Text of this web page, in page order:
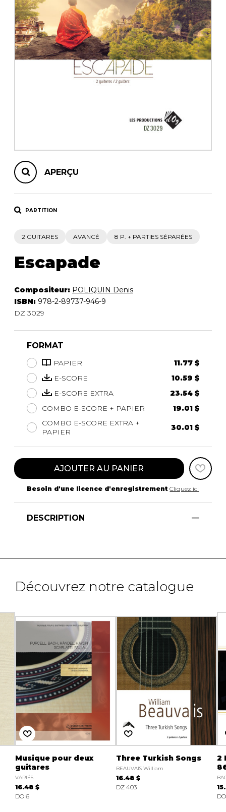
AUTRES PRODUITS
APERÇU
PARTITION
2 GUITARES AVANCÉ 8 P. + PARTIES SÉPARÉES
Escapade
Compositeur: POLIQUIN Denis
ISBN: 978-2-89737-946-9
DZ 3029
FORMAT
PAPIER
11.77 $
E-SCORE
10.59 $
E-SCORE EXTRA
23.54 $
COMBO E-SCORE + PAPIER
19.01 $
COMBO E-SCORE EXTRA +
PAPIER
30.01 $
AJOUTER AU PANIER
Besoin d'une licence d'enregistrement Cliquez ici
DESCRIPTION
Découvrez notre catalogue
Musique pour deux
guitares
VARIÉS
16.48 $
DO 6
Three Turkish Songs
BEAUVAIS William
16.48 $
DZ 403
2